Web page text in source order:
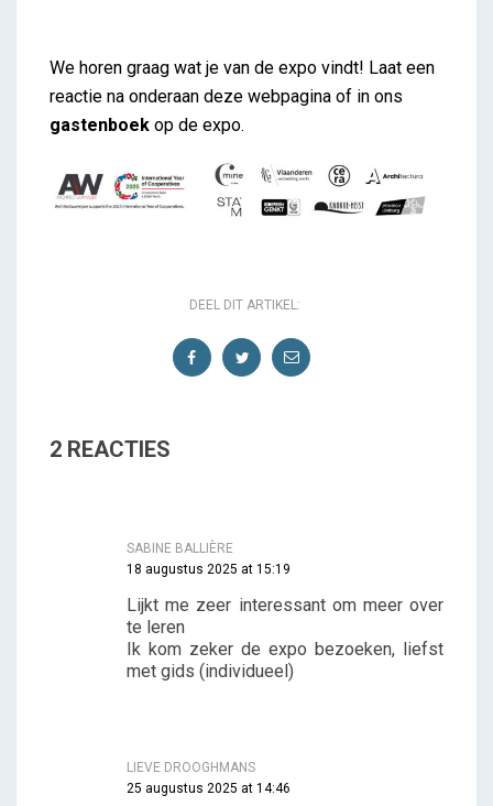
We horen graag wat je van de expo vindt! Laat een
reactie na onderaan deze webpagina of in ons
gastenboek op de expo.
DEEL DIT ARTIKEL:
2 REACTIES
SABINE BALLIÈRE
18 augustus 2025 at 15:19
Lijkt me zeer interessant om meer over
te leren
Ik kom zeker de expo bezoeken, liefst
met gids (individueel)
LIEVE DROOGHMANS
25 augustus 2025 at 14:46